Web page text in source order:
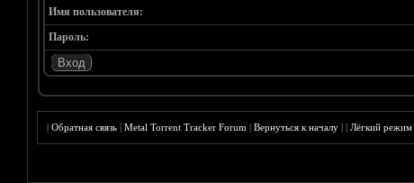
Имя пользователя:
Пароль:
|Обратная связь |Metal Torrent Tracker Forum |Вернуться к началу ||Лёгкий режим